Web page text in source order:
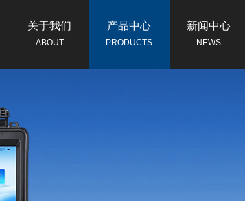
关于我们
ABOUT
产品中心
PRODUCTS
新闻中心
NEWS